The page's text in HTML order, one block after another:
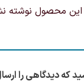
این محصول نوشته
که دیدگاهی را